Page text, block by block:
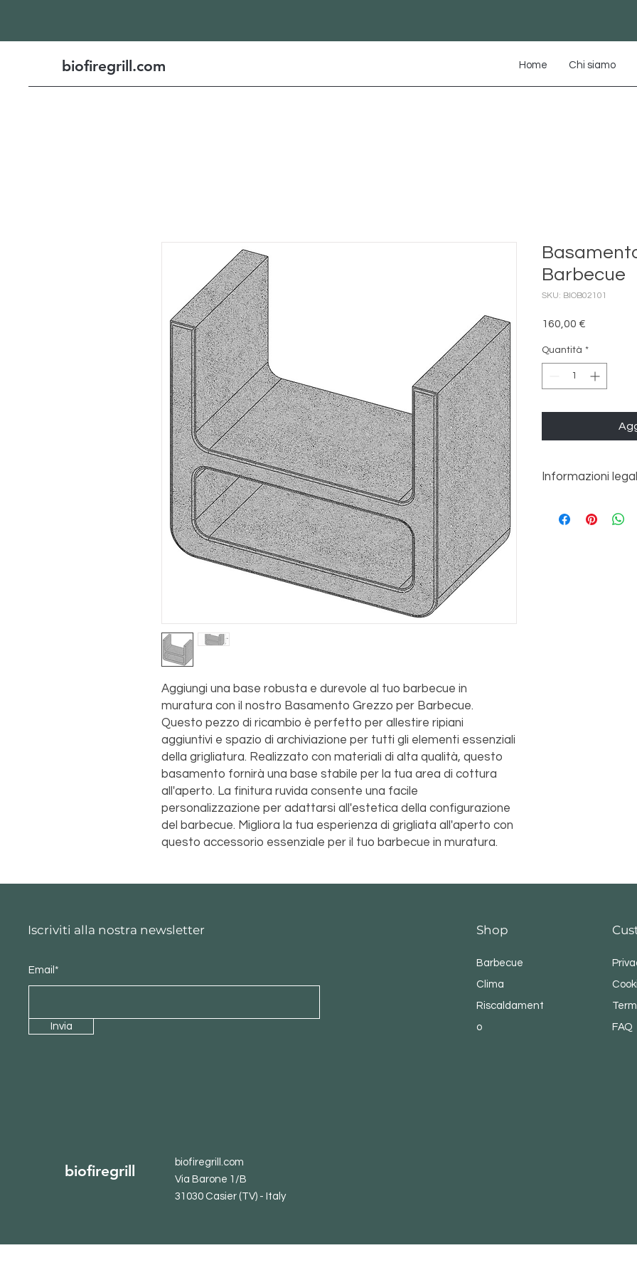
biofiregrill.com Home Chi siamo
Aggiungi una base robusta e durevole al tuo barbecue in
muratura con il nostro Basamento Grezzo per Barbecue.
Questo pezzo di ricambio è perfetto per allestire ripiani
aggiuntivi e spazio di archiviazione per tutti gli elementi essenziali
della grigliatura. Realizzato con materiali di alta qualità, questo
basamento fornirà una base stabile per la tua area di cottura
all'aperto. La finitura ruvida consente una facile
personalizzazione per adattarsi all'estetica della configurazione
del barbecue. Migliora la tua esperienza di grigliata all'aperto con
questo accessorio essenziale per il tuo barbecue in muratura.
Barbecue
SKU: BIOB02101
160,00 €
Quantità *
Informazioni
per avere diritto
Iscriviti alla nostra newsletter
Email*
Invia
Shop
Barbecue
Clima
Riscaldament
o
FAQ
biofiregrill
biofiregrill.com
Via Barone 1/B
31030 Casier (TV) - Italy